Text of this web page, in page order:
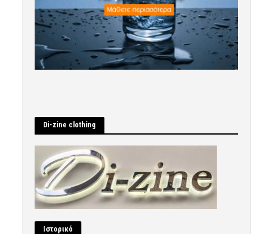
Di-zine clothing
Ιστορικό